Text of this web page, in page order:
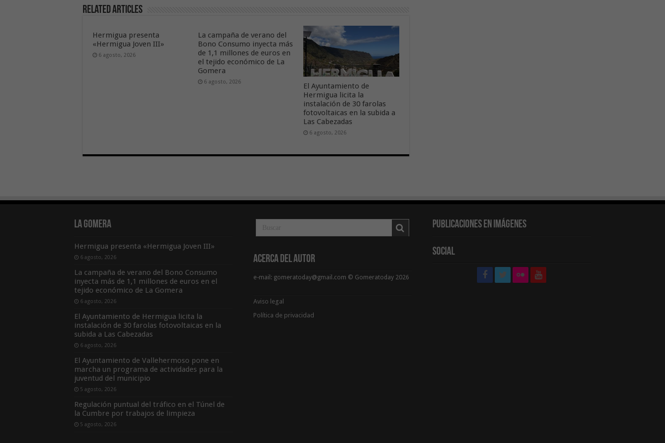
Related Articles
Hermigua presenta
«Hermigua Joven III»
6 agosto, 2026
La campaña de verano del
Bono Consumo inyecta más
de 1,1 millones de euros en
el tejido económico de La
Gomera
6 agosto, 2026
El Ayuntamiento de
Hermigua licita la
instalación de 30 farolas
fotovoltaicas en la subida a
Las Cabezadas
6 agosto, 2026
La Gomera
Hermigua presenta «Hermigua Joven III»
6 agosto, 2026
La campaña de verano del Bono Consumo
inyecta más de 1,1 millones de euros en el
tejido económico de La Gomera
6 agosto, 2026
El Ayuntamiento de Hermigua licita la
instalación de 30 farolas fotovoltaicas en la
subida a Las Cabezadas
6 agosto, 2026
El Ayuntamiento de Vallehermoso pone en
marcha un programa de actividades para la
juventud del municipio
5 agosto, 2026
Regulación puntual del tráfico en el Túnel de
la Cumbre por trabajos de limpieza
5 agosto, 2026
Acerca del Autor
e-mail: gomeratoday@gmail.com © Gomeratoday 2026
Aviso legal
Política de privacidad
Publicaciones en Imágenes
Social